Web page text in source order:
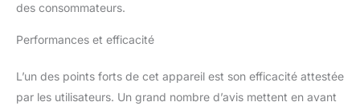
concentrent sur
différentes combinaisons
des consommateurs.
Performances et efficacité
L’un des points forts de cet appareil est son efficacité attestée
par les utilisateurs. Un grand nombre d’avis mettent en avant